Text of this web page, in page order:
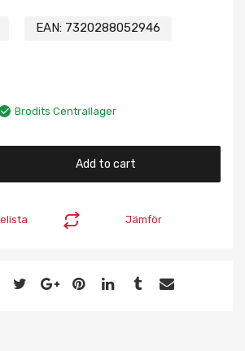
EAN: 7320288052946
Brodits Centrallager
Add to cart
Jämför